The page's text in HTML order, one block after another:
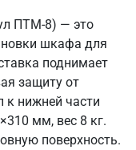
ПТМ-8) — это
шкафа для
поднимает
защиту от
к нижней части
мм, вес 8 кг.
поверхность.